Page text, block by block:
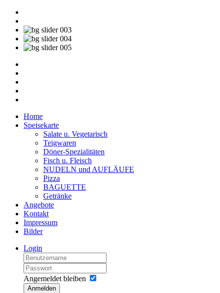
Home
Speisekarte
Salate u. Vegetarisch
Teigwaren
Döner-Spezialitäten
Fisch u. Fleisch
NUDELN und AUFLÄUFE
Pizza
BAGUETTE
Getränke
Angebote
Kontakt
Impressum
Bilder
Login
Angemeldet bleiben
Anmelden